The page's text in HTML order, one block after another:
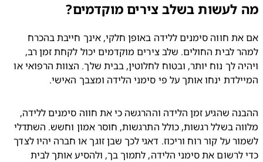
לעשות בשלב צירים מוקדמים?
אם את חווה סימנים ללידה באופן חלקי, אינך חייבת בהכרח
למהר לבית החולים. שלב צירים מוקדמים יכול לקחת זמן רב,
ויהיה לך נוח יותר, ובטוח לחלוטין, בבית שלך. הצוות הרפואי או
ינחו אותך על פי סימני הלידה ומצבך האישי.
ההבנה שהגיע זמן הלידה וההרגשה כי את חווה סימנים ללידה,
מלווה בשלל רגשות, כולל התרגשות, חוסר אמון וחשש. השתדלי
לשמור על קור רוח וריכוז. דאגי לכך שבן זוגך או חברה יהיו לצדך
כדי לרשום את סימני הלידה, לתמוך בך, ולהסיע אותך לבית